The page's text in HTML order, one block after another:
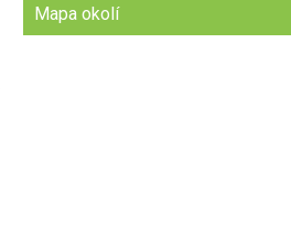
Mapa okolí